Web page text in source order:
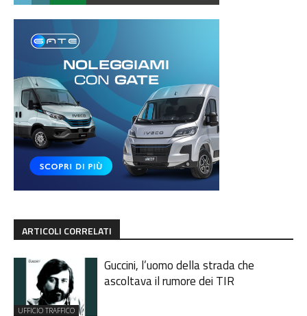
ARTICOLI CORRELATI
UFFICIO TRAFFICO
Guccini, l’uomo della strada che
ascoltava il rumore dei TIR